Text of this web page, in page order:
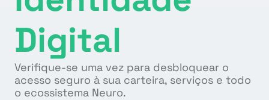
Digital
Verifique-se uma vez para desbloquear o
acesso seguro à sua carteira, serviços e todo
o ecossistema Neuro.